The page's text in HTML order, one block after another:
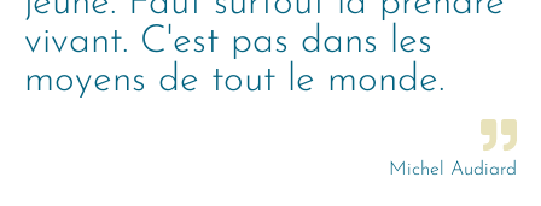
vivant. C'est pas dans les
moyens de tout le monde.
Michel Audiard